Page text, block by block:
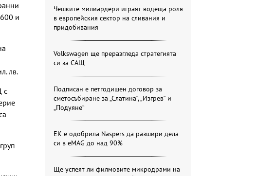
и
лв.
с
Чешките милиардери играят водеща роля
в европейския сектор на сливания и
придобивания
Volkswagen ще преразгледа стратегията
си за САЩ
Подписан е петгодишен договор за
сметосъбиране за „Слатина“, „Изгрев“ и
„Подуяне“
ЕК е одобрила Naspers да разшири дела
си в eMAG до над 90%
Ще успеят ли филмовите микродрами на